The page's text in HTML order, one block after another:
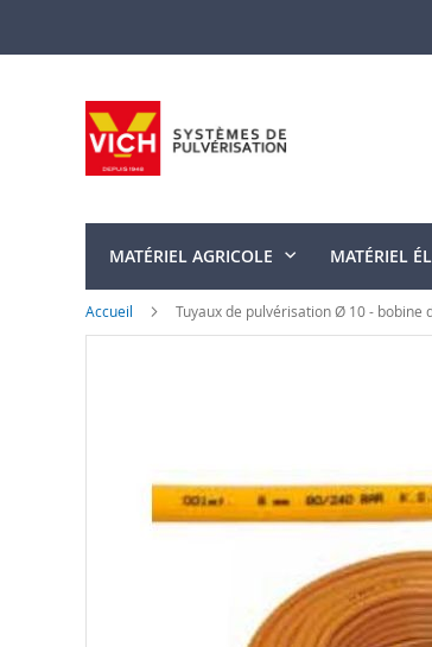
contenu
MATÉRIEL AGRICOLE MATÉRIEL
Accueil Tuyaux de pulvérisation Ø 10 - bobine